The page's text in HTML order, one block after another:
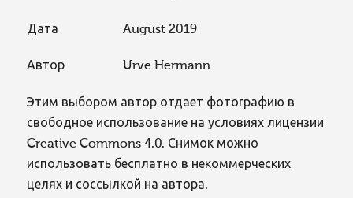
Дата August 2019
Автор Urve Hermann
Этим выбором автор отдает фотографию в
свободное использование на условиях лицензии
Creative Commons 4.0. Снимок можно
использовать бесплатно в некоммерческих
целях и соссылкой на автора.